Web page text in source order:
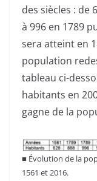
des siècles : de
à 996 en 1789
sera atteint en
population
tableau ci-
habitants en
gagne de la
■ Évolution de la
1561 et 2016.